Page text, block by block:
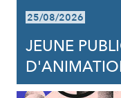
25/08/2026
JEUNE